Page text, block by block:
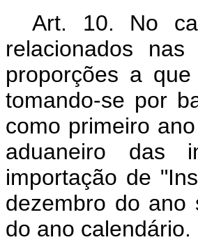
Art. 10. No
relacionados
proporções a
tomando-se por
como primeiro
aduaneiro das
importação de
dezembro do ano
do ano calendário.